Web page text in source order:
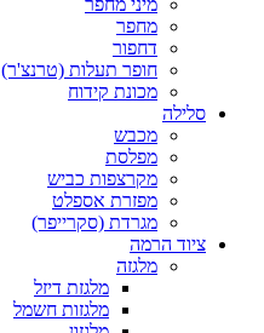
מיני מחפר
מחפר
דחפור
חופר תעלות (טרנצ'ר)
מכונת קידוח
סלילה
מכבש
מפלסת
מקרצפות כביש
מפזרת אספלט
מגרדת (סקרייפר)
ציוד הרמה
מלגזה
מלגזת דיזל
מלגזות חשמל